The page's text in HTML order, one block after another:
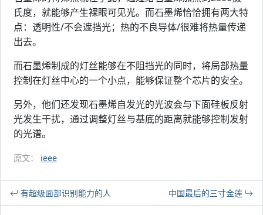
氏度，就能够产生裸眼可见光。而石墨烯恰恰拥有两大特
点：透明性/不会遮挡光；热的不良导体/很难将热量传递
出去。
而石墨烯制成的灯丝能够在不阻挡光的同时，将局部热量
控制在灯丝中心的一个小点，能够保证整个芯片的安全。
另外，他们还发现石墨烯自发光的光波会与下面硅板反射
光发生干扰，通过调整灯丝与基底的距离就能够控制发射
的光谱。
原文： ieee
有超级面部识别能力的人 中国最后的三寸金莲